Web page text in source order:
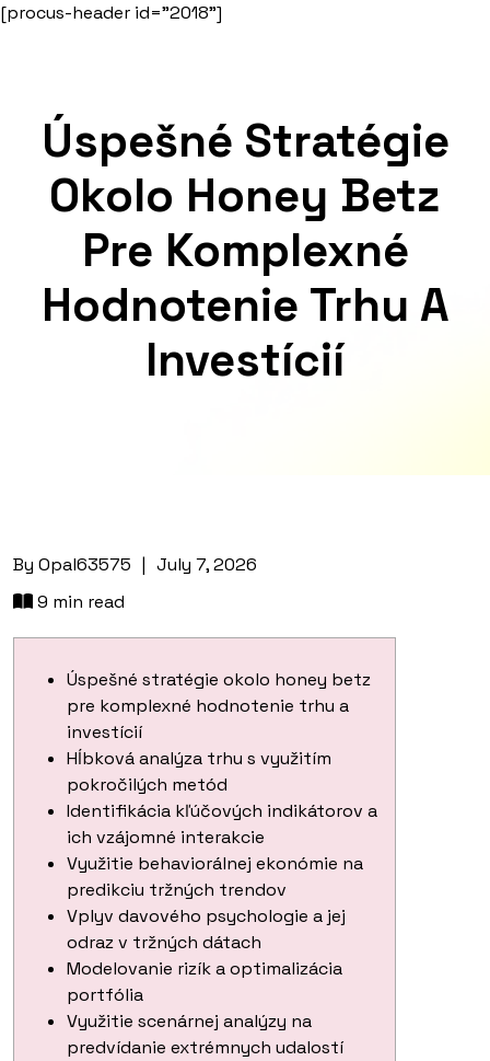
Skip
[procus-header id="2018"]
Úspešné Stratégie
Okolo Honey Betz
Pre Komplexné
Hodnotenie Trhu A
Investícií
By Opal63575 | July 7, 2026
9 min read
Úspešné stratégie okolo honey betz
pre komplexné hodnotenie trhu a
investícií
Hĺbková analýza trhu s využitím
pokročilých metód
Identifikácia kľúčových indikátorov a
ich vzájomné interakcie
Využitie behaviorálnej ekonómie na
predikciu tržných trendov
Vplyv davového psychologie a jej
odraz v tržných dátach
Modelovanie rizík a optimalizácia
portfólia
Využitie scenárnej analýzy na
predvídanie extrémnych udalostí